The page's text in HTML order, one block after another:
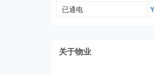
已通电
关于物业